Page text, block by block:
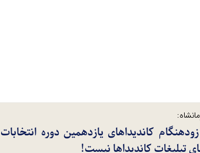
کاندیداهای یازدهمین دوره انتخابات
کاندیداها نیست!